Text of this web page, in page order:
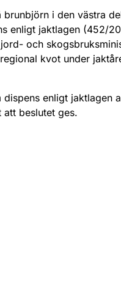
i den västra
enligt jaktlagen (452/
och
kvot under
enligt jaktlagen
beslutet ges.